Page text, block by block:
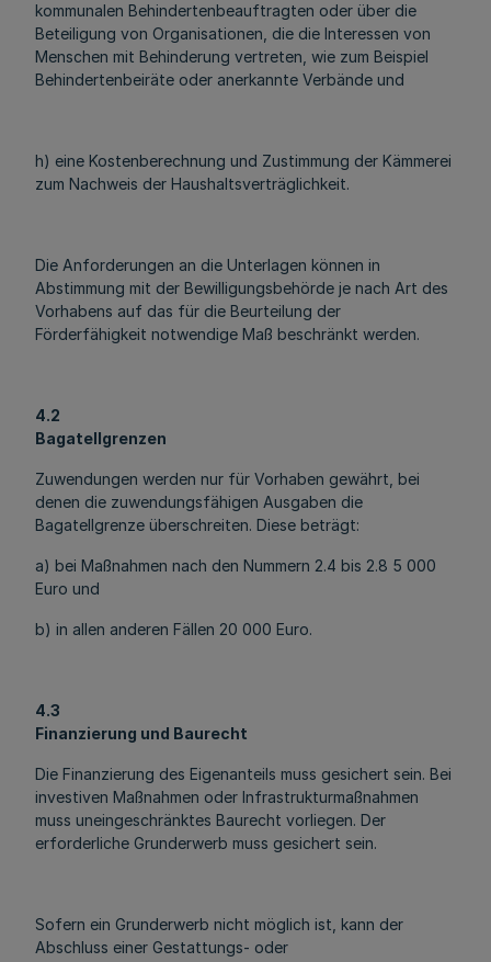
kommunalen Behindertenbeauftragten oder über die
Beteiligung von Organisationen, die die Interessen von
Menschen mit Behinderung vertreten, wie zum Beispiel
Behindertenbeiräte oder anerkannte Verbände und
h) eine Kostenberechnung und Zustimmung der Kämmerei
zum Nachweis der Haushaltsverträglichkeit.
Die Anforderungen an die Unterlagen können in
Abstimmung mit der Bewilligungsbehörde je nach Art des
Vorhabens auf das für die Beurteilung der
Förderfähigkeit notwendige Maß beschränkt werden.
4.2
Bagatellgrenzen
Zuwendungen werden nur für Vorhaben gewährt, bei
denen die zuwendungsfähigen Ausgaben die
Bagatellgrenze überschreiten. Diese beträgt:
a) bei Maßnahmen nach den Nummern 2.4 bis 2.8 5 000
Euro und
b) in allen anderen Fällen 20 000 Euro.
4.3
Finanzierung und Baurecht
Die Finanzierung des Eigenanteils muss gesichert sein. Bei
investiven Maßnahmen oder Infrastrukturmaßnahmen
muss uneingeschränktes Baurecht vorliegen. Der
erforderliche Grunderwerb muss gesichert sein.
Sofern ein Grunderwerb nicht möglich ist, kann der
Abschluss einer Gestattungs- oder